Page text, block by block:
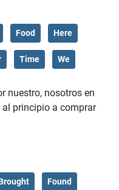
Food Here
Time We
nuestro, nosotros en
principio a comprar
Found